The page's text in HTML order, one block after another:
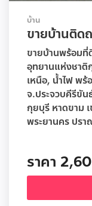
บ้าน
ขายบ้านติด
ขายบ้านพร้อมที่
อุทยานแห่งชาติ
เหนือ, น้ำไฟ พร้
จ.ประจวบคีรีขั
กุยบุรี หาดขาม
พระยานคร ปร
ราคา